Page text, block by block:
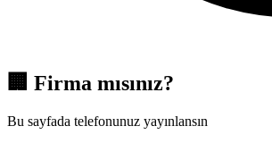
🏢 Firma mısınız?
Bu sayfada telefonunuz yayınlansın